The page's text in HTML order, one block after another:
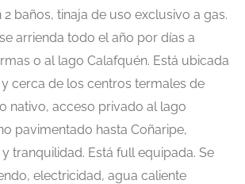
baños, tinaja de uso exclusivo a gas.
arrienda todo el año por días a
o al lago Calafquén. Está ubicada
cerca de los centros termales de
nativo, acceso privado al lago
pavimentado hasta Coñaripe,
tranquilidad. Está full equipada. Se
electricidad, agua caliente